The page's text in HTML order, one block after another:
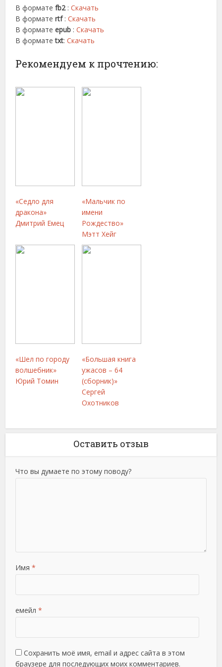
В форматеfb2:Скачать
В форматеrtf :Скачать
В форматеepub :Скачать
В форматеtxt:Скачать
Рекомендуем к прочтению:
«Седло для
дракона»
Дмитрий Емец
«Мальчик по
имени
Рождество»
Мэтт Хейг
«Шел по городу
волшебник»
Юрий Томин
«Большая книга
ужасов – 64
(сборник)»
Сергей
Охотников
Оставить отзыв
Что вы думаете по этому поводу?
Имя *
емейл *
Сохранить моё имя, email и адрес сайта в этом
браузере для последующих моих комментариев.